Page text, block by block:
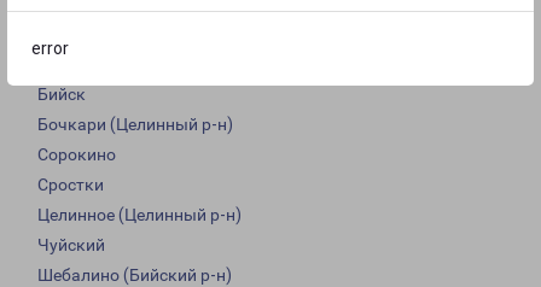
error
следующие города:
Бийск
Бочкари (Целинный р-н)
Сорокино
Сростки
Целинное (Целинный р-н)
Чуйский
Шебалино (Бийский р-н)